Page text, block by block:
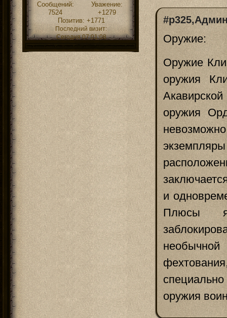
Сообщений:
7524
Уважение:
+1279
Позитив: +1771
Последний визит:
Сегодня 07:01:08
Оружие:
Оружие
оружия
оружия
экземпляры
и
Плюсы
оружия